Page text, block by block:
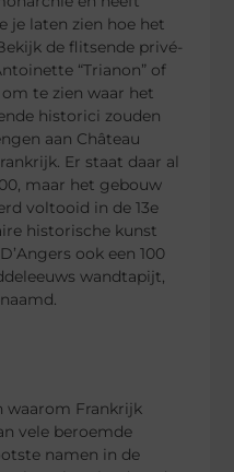
je laten zien hoe het
de flitsende privé-
“Trianon” of
te zien waar het
historici zouden
aan Château
Er staat daar al
maar het gebouw
voltooid in de 13e
historische kunst
ook een 100
wandtapijt,
waarom Frankrijk
vele beroemde
namen in de